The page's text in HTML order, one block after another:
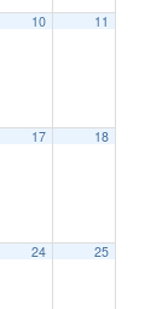
10 11
17 18
24 25